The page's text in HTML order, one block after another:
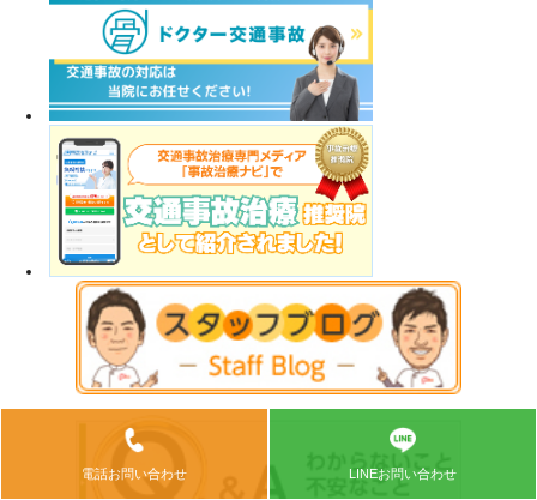
電話お問い合わせ LINEお問い合わせ